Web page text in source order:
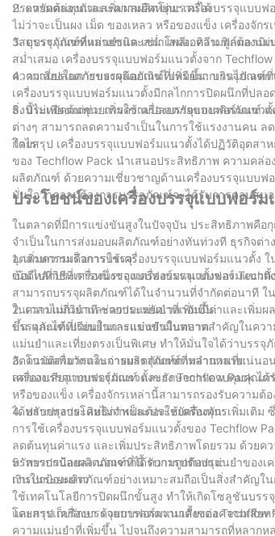
ประหยัดต้นทุนและเพิ่มผลผลิตโดยรวมได้
2. ความคล่องตัวและความยืดหยุ่น: เครื่องบรรจุแบบ
ไม่ว่าจะเป็นผง เม็ด ของเหลว หรือของแข็ง เครื่องจั
วัสดุบรรจุภัณฑ์หลายชนิด เช่น โพลีเอทิลีน ฟิล์มลามิเ
3. บรรจุภัณฑ์ที่แม่นยำและสม่ำเสมอ: ความถูกต้องแ
สม่ำเสมอ เครื่องบรรจุแบบฟอร์มแนวตั้งจาก
ความเสี่ยงในการบรรจุน้อยเกินไปหรือมากเกินไป ล
4. ความปลอดภัยของผลิตภัณฑ์ที่เพิ่มขึ้น: บรรจุภัณฑ์ที่
เครื่องบรรจุแบบฟอร์มแนวตั้งมีกลไกการปิดผนึกที่ปล
สิ่งนี้ไม่เพียงแต่ช่วยเพิ่มความปลอดภัยของผลิตภัณฑ์ แ
5. ประหยัดต้นทุน: การใช้เครื่องบรรจุแบบฟอร์มแนว
ต่างๆ สามารถลดความจำเป็นในการใช้แรงงานคน
กำไร
โดยสรุป เครื่องบรรจุแบบฟอร์มแนวตั้งได้ปฏิวัติอุตส
ของ Techflow Pack นำเสนอประสิทธิภาพ ความค
ผลิตภัณฑ์ ด้วยความเชี่ยวชาญด้านเครื่องบรรจุแบบฟอ
มั่นใจว่าความต้องการบรรจุภัณฑ์จะได้รับการตอบสน
ประโยชน์ของเครื่องบรรจุแบบฟอร์
ในตลาดที่มีการแข่งขันสูงในปัจจุบัน ประสิทธิภาพคือ
จำเป็นในการส่งมอบผลิตภัณฑ์อย่างทันท่วงที ธุรกิจต่
อุตสาหกรรมคือการใช้เครื่องบรรจุแบบฟอร์มแนวตั้ง
เน้นไปที่วิธีที่เครื่องบรรจุแบบฟอร์มแนวตั้งของ
1. เพิ่มความเร็วการบรรจุ:
ข้อดีหลักประการหนึ่งของเครื่องบรรจุแบบฟอร์มแนวตั้
สามารถบรรจุผลิตภัณฑ์ได้ในจำนวนที่จำกัดต่อนาที ใ
ในเวลาไม่กี่วินาที ช่วยประหยัดเวลาอันมีค่าและเพิ่ม
ขึ้น และได้เปรียบในการแข่งขันในตลาด
2. ความแม่นยำและความแม่นยำที่เพิ่มขึ้น:
บรรจุภัณฑ์ที่แม่นยำและแม่นยำมีบทบาทสำคัญในควา
แม่นยำและเที่ยงตรงเป็นพิเศษ ทำให้มั่นใจได้ว่าบร
อัตโนมัติเพื่อวัดและจ่ายผลิตภัณฑ์ตามจำนวนที่แน่นอ
ลดของเสียจากบรรจุภัณฑ์ และรักษาการควบคุมคุณภ
3. ความสามารถในการบรรจุภัณฑ์ที่หลากหลาย:
เครื่องบรรจุแบบฟอร์มแนวตั้งของ Techflow Pack
หรือของแข็ง เครื่องจักรเหล่านี้สามารถรองรับควา
ได้หลากหลายโดยไม่จำเป็นต้องใช้เครื่องจักรเพิ่มเติ
4. ปรับปรุงประสิทธิภาพและประหยัดต้นทุน:
การใช้เครื่องบรรจุแบบฟอร์มแนวตั้งของ Techflow
ลดต้นทุนค่าแรง และเพิ่มประสิทธิภาพโดยรวม ด้วยค
ทรัพยากรน้อยลง นอกจากนี้ ความถูกต้องแม่นยำของ
เงินในระยะยาว
5. การปกป้องผลิตภัณฑ์ที่ได้รับการปรับปรุง:
การปกป้องผลิตภัณฑ์อย่างเหมาะสมถือเป็นสิ่งสำคัญใ
ใช้เทคโนโลยีการปิดผนึกขั้นสูง ทำให้เกิดโซลูชันบ
และการเก็บรักษา ด้วยการลดความเสี่ยงต่อความเสีย
โดยสรุป เครื่องบรรจุแบบฟอร์มแนวตั้งของ
ความแม่นยำที่เพิ่มขึ้น ไปจนถึงความสามารถที่หลาก